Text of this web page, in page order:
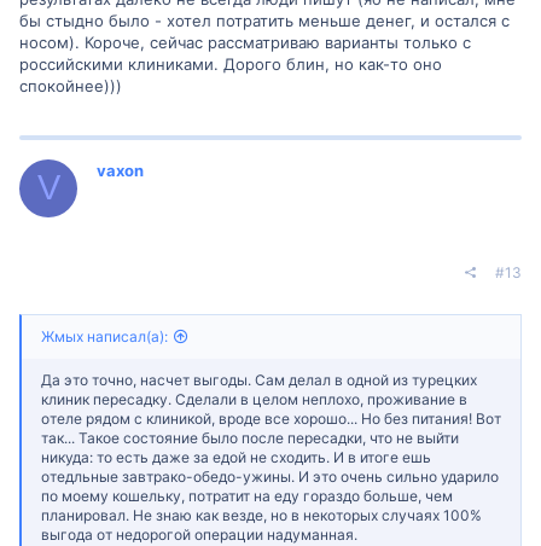
бы стыдно было - хотел потратить меньше денег, и остался с
носом). Короче, сейчас рассматриваю варианты только с
российскими клиниками. Дорого блин, но как-то оно
спокойнее)))
V vaxon
#13
Жмых написал(а):
Да это точно, насчет выгоды. Сам делал в одной из турецких
клиник пересадку. Сделали в целом неплохо, проживание в
отеле рядом с клиникой, вроде все хорошо... Но без питания! Вот
так... Такое состояние было после пересадки, что не выйти
никуда: то есть даже за едой не сходить. И в итоге ешь
отедльные завтрако-обедо-ужины. И это очень сильно ударило
по моему кошельку, потратит на еду гораздо больше, чем
планировал. Не знаю как везде, но в некоторых случаях 100%
выгода от недорогой операции надуманная.